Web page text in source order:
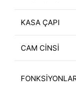
KASA ÇAPI
CAM CİNSİ